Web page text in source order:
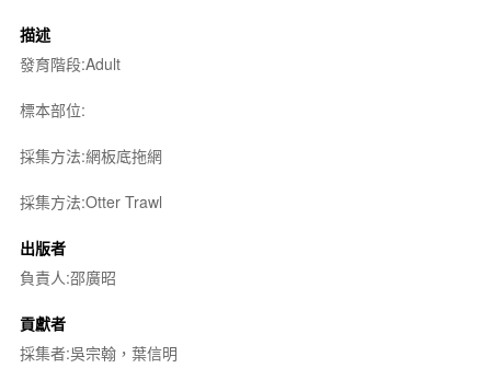
描述
發育階段:Adult
標本部位:
採集方法:網板底拖網
採集方法:Otter Trawl
出版者
負責人:邵廣昭
貢獻者
採集者:吳宗翰，葉信明